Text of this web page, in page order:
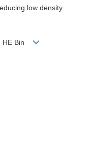
low density
HE Bin